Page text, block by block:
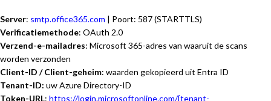
Server: smtp.office365.com | Poort: 587 (STARTTLS)
Verificatiemethode: OAuth 2.0
Verzend-e-mailadres: Microsoft 365-adres van waaruit de scans
worden verzonden
Client-ID / Client-geheim: waarden gekopieerd uit Entra ID
Tenant-ID: uw Azure Directory-ID
Token-URL: https://login.microsoftonline.com/{tenant-